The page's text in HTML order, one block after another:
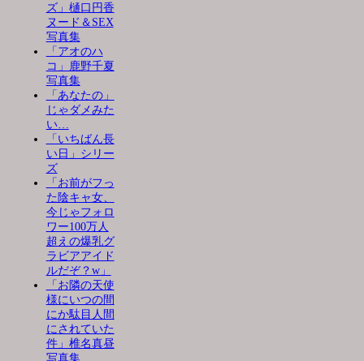
ズ」樋口円香
ヌード＆SEX
写真集
「アオのハ
コ」鹿野千夏
写真集
「あなたの」
じゃダメみた
い…
「いちばん長
い日」シリー
ズ
「お前がフっ
た陰キャ女、
今じゃフォロ
ワー100万人
超えの爆乳グ
ラビアアイド
ルだぞ？w」
「お隣の天使
様にいつの間
にか駄目人間
にされていた
件」椎名真昼
写真集